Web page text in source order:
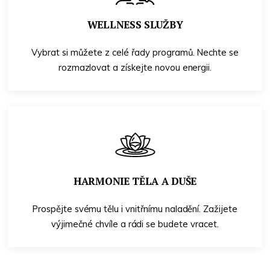
WELLNESS SLUŽBY
Vybrat si můžete z celé řady programů. Nechte se
rozmazlovat a získejte novou energii.
HARMONIE TĚLA A DUŠE
Prospějte svému tělu i vnitřnímu naladění. Zažijete
výjimečné chvíle a rádi se budete vracet.